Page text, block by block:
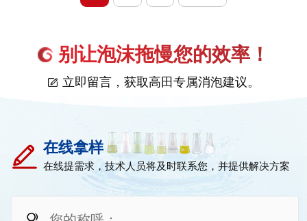
别让泡沫拖慢您的效率！
立即留言，获取高田专属消泡建议。
在线拿样
在线提需求，技术人员将及时联系您，并提供解决方案